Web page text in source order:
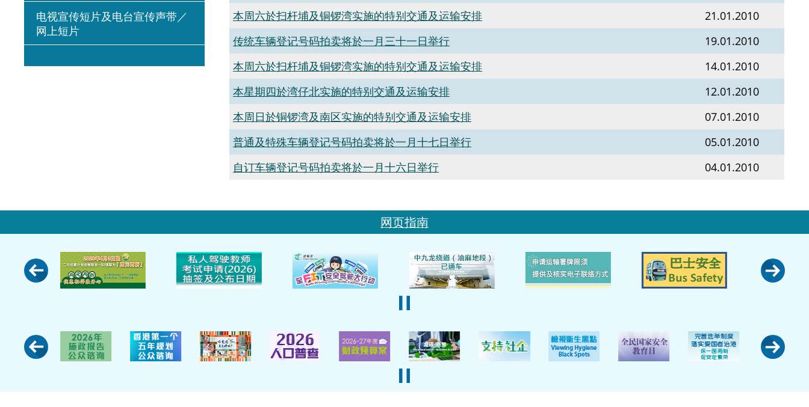
电视宣传短片及电台宣传声带／
网上短片
本周六於扫杆埔及铜锣湾实施的特别交通及运输安排
21.01.2010
传统车辆登记号码拍卖将於一月三十一日举行
19.01.2010
本周六於扫杆埔及铜锣湾实施的特别交通及运输安排
14.01.2010
本星期四於湾仔北实施的特别交通及运输安排
12.01.2010
本周日於铜锣湾及南区实施的特别交通及运输安排
07.01.2010
普通及特殊车辆登记号码拍卖将於一月十七日举行
05.01.2010
自订车辆登记号码拍卖将於一月十六日举行
04.01.2010
网页指南